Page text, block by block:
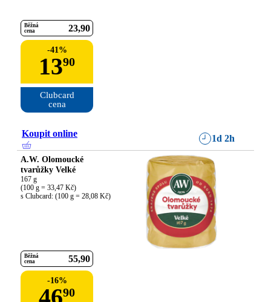
Běžná
cena
23 90
-41%
1390
Clubcard
cena
Koupit online 1d 2h
A.W. Olomoucké
tvarůžky Velké
167 g
(100 g = 33,47 Kč)
s Clubcard: (100 g = 28,08 Kč)
Běžná
cena
55 90
-16%
90